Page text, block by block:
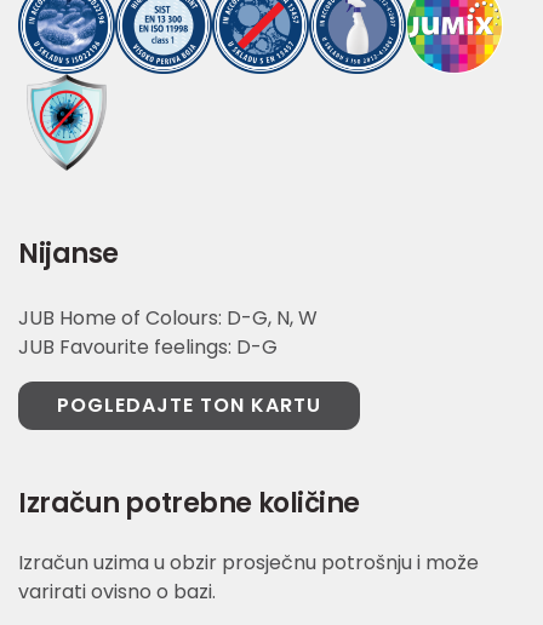
Nijanse
JUB Home of Colours: D-G, N, W
JUB Favourite feelings: D-G
POGLEDAJTE TON KARTU
Izračun potrebne količine
Izračun uzima u obzir prosječnu potrošnju i može
varirati ovisno o bazi.